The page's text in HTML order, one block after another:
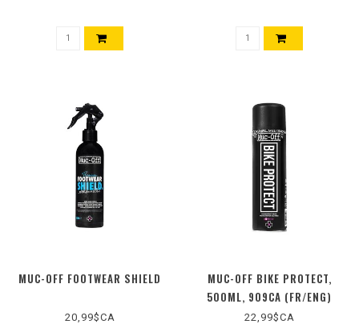
MUC-OFF FOOTWEAR SHIELD
20,99$CA
MUC-OFF BIKE PROTECT,
500ML, 909CA (FR/ENG)
22,99$CA